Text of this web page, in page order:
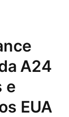
A24
e
EUA